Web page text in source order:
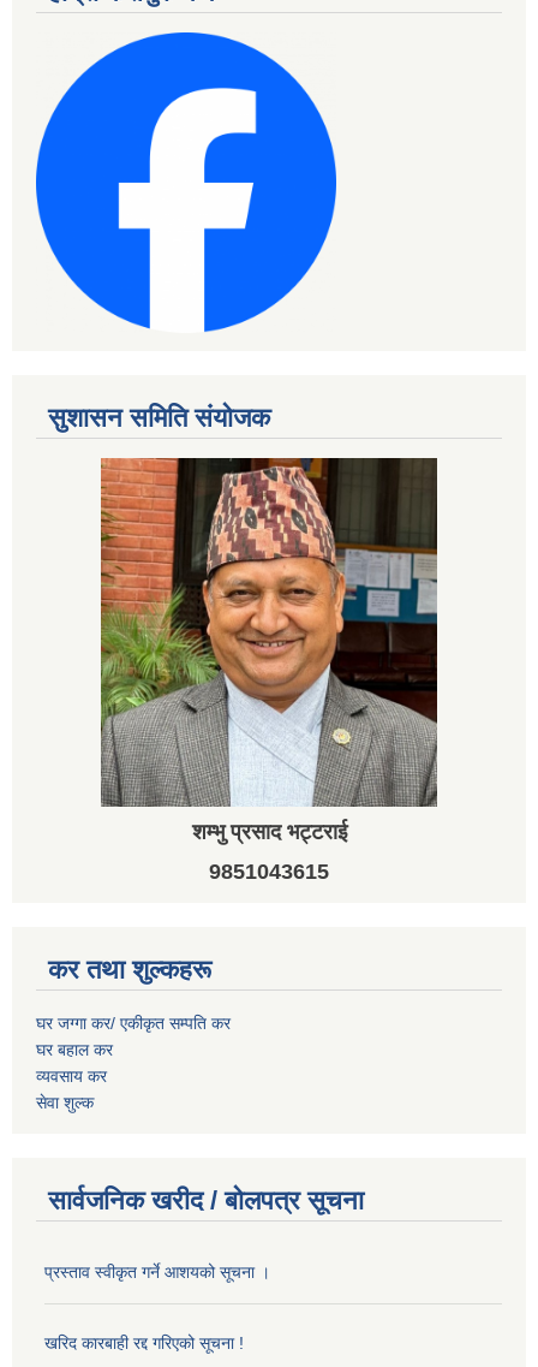
सुशासन समिति संयोजक
शम्भु प्रसाद भट्टराई
9851043615
कर तथा शुल्कहरू
घर जग्गा कर/ एकीकृत सम्पति कर
घर बहाल कर
व्यवसाय कर
सेवा शुल्क
सार्वजनिक खरीद / बोलपत्र सूचना
प्रस्ताव स्वीकृत गर्ने आशयको सूचना ।
खरिद कारबाही रद्द गरिएको सूचना !